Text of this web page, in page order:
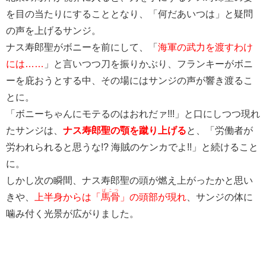
を目の当たりにすることとなり、「何だあいつは」と疑問
の声を上げるサンジ。
ナス寿郎聖がボニーを前にして、「 海軍の武力を渡すわけ
には…… 」と言いつつ刀を振りかぶり、フランキーがボニ
ーを庇おうとする中、その場にはサンジの声が響き渡るこ
とに。
「ボニーちゃんにモテるのはおれだァ!!!」と口にしつつ現れ
たサンジは、 ナス寿郎聖の顎を蹴り上げると、「労働者が
労われられると思うな!? 海賊のケンカでよ!!」と続けること
に。
しかし次の瞬間、ナス寿郎聖の頭が燃え上がったかと思い
きや、
上半身からは「 馬骨
ばこつ
」の頭部が現れ 、サンジの体に
噛み付く光景が広がりました。